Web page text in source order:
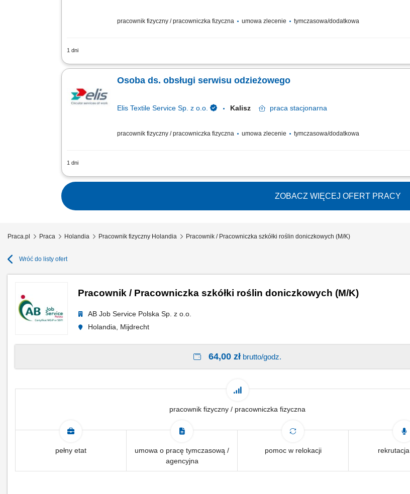
pracownik fizyczny / pracowniczka fizyczna umowa zlecenie tymczasowa/dodatkowa
1 dni
Zadania Dbanie o estetyczne i uporządkowane rozmieszczanie ubrań w szafach klientów. Selekcja ubrań
Osoba ds. obsługi serwisu odzieżowego
Elis Textile Service Sp. z o.o. Kalisz praca stacjonarna
pracownik fizyczny / pracowniczka fizyczna umowa zlecenie tymczasowa/dodatkowa
1 dni
Zadania Dbanie o estetyczne i uporządkowane rozmieszczanie ubrań w szafach klientów. Selekcja ubrań
ZOBACZ WIĘCEJ OFERT PRACY
Praca.pl Praca Holandia Pracownik fizyczny Holandia Pracownik / Pracowniczka szkółki roślin doniczkowych (M/K)
Wróć do listy ofert
Pracownik / Pracowniczka szkółki roślin doniczkowych (M/K)
AB Job Service Polska Sp. z o.o.
Holandia, Mijdrecht
64,00 złbrutto/godz.
pracownik fizyczny / pracowniczka fizyczna
pełny etat
umowa o pracę tymczasową /
agencyjna
pomoc w relokacji